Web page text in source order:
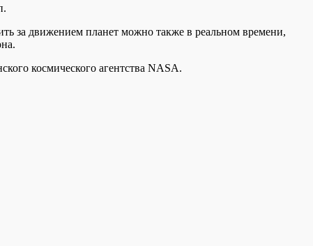
за движением планет можно также в реальном времени,
космического агентства NASA.